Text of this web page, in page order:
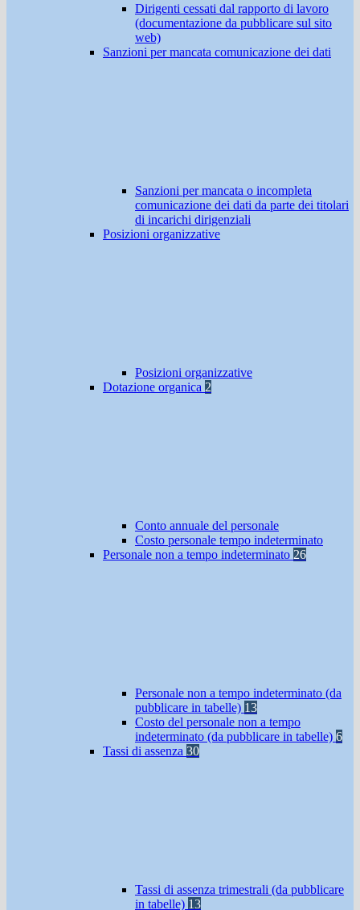
Dirigenti cessati dal rapporto di lavoro
(documentazione da pubblicare sul sito
web)
Sanzioni per mancata comunicazione dei dati
Sanzioni per mancata o incompleta
comunicazione dei dati da parte dei titolari
di incarichi dirigenziali
Posizioni organizzative
Posizioni organizzative
Dotazione organica 2
Conto annuale del personale
Costo personale tempo indeterminato
Personale non a tempo indeterminato 26
Personale non a tempo indeterminato (da
pubblicare in tabelle) 13
Costo del personale non a tempo
indeterminato (da pubblicare in tabelle) 6
Tassi di assenza 30
Tassi di assenza trimestrali (da pubblicare
in tabelle) 13